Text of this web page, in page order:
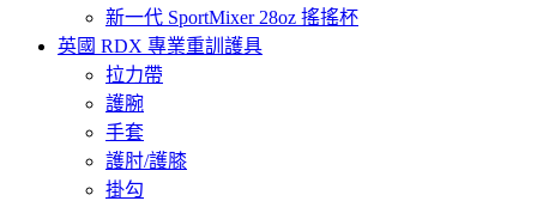
新一代 SportMixer 28oz 搖搖杯
英國 RDX 專業重訓護具
拉力帶
護腕
手套
護肘/護膝
掛勾